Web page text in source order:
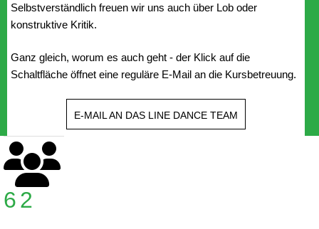
Selbstverständlich freuen wir uns auch über Lob oder
konstruktive Kritik.
Ganz gleich, worum es auch geht - der Klick auf die
Schaltfläche öffnet eine reguläre E-Mail an die Kursbetreuung.
E-MAIL AN DAS LINE DANCE TEAM
62